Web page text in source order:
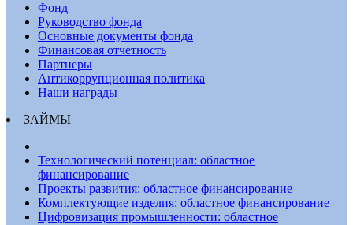
Фонд
Руководство фонда
Основные документы фонда
Финансовая отчетность
Партнеры
Антикоррупционная политика
Наши награды
ЗАЙМЫ
Технологический потенциал: областное
финансирование
Проекты развития: областное финансирование
Комплектующие изделия: областное финансирование
Цифровизация промышленности: областное